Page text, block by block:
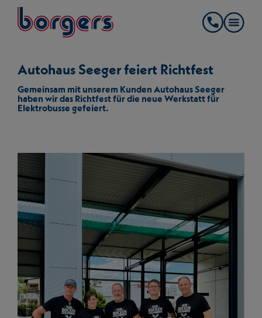
springe zum Hauptinhalt
Borgers
Autohaus Seeger feiert Richtfest
Gemeinsam mit unserem Kunden Autohaus Seeger
haben wir das Richtfest für die neue Werkstatt für
Elektrobusse gefeiert.